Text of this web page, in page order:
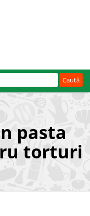
pasta
torturi